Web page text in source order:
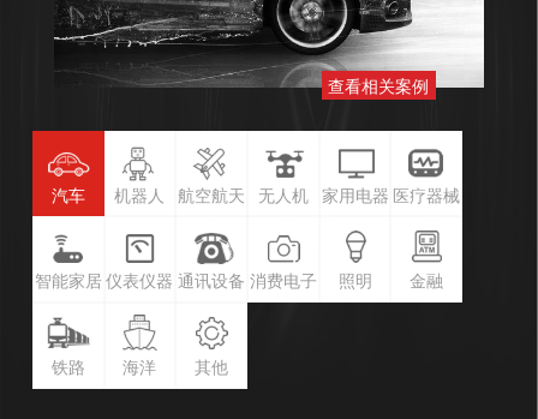
查看相关案例
汽车 机器人 航空航天 无人机 家用电器 医疗器械
智能家居 仪表仪器 通讯设备 消费电子 照明 金融
铁路 海洋 其他